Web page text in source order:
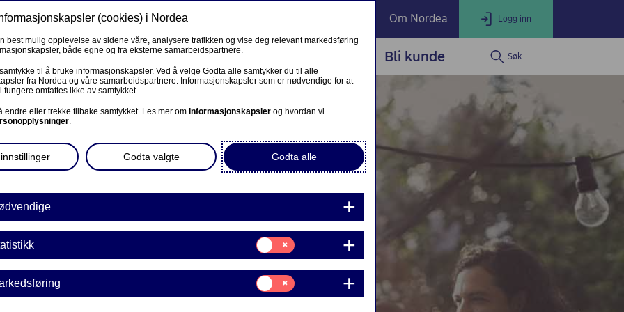
Privat Om Nordea Logg inn
LOGG INN
Nettbank Privat
Nordea Business
Endre eller fullfør private lånesøknader
Mine lånesøknader
BEDRIFT
Corporate Netbank
AutoFX Hedging
Bedriftens dokumenter
Våre sider -kundeinformasjon
VPS Investortjenester
VPS Foretakstjenester
Våre produkter Fagforbund Bli kunde Søk
kontoene dine,
(cookies) i Nordea
best mulig opplevelse av sidene våre, analysere trafikken og vise deg relevant markedsføring
både egne og fra eksterne samarbeidspartnere.
til å bruke informasjonskapsler. Ved å velge Godta alle samtykker du til alle
fra Nordea og våre samarbeidspartnere. Informasjonskapsler som er nødvendige for at
fungere omfattes ikke av samtykket.
endre eller trekke tilbake samtykket. Les mer om informasjonskapsler og hvordan vi
.
Godta alle
Godta valgte
Samtykke
til:
Statistikk
Samtykke
til:
Markedsføring